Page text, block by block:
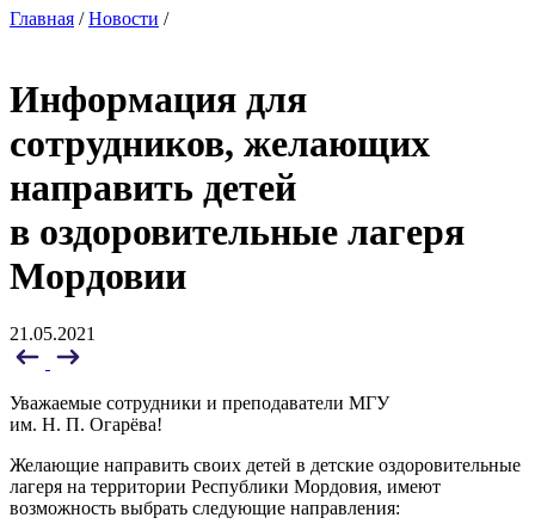
Главная /Новости /
Информация для
сотрудников, желающих
направить детей
в оздоровительные лагеря
Мордовии
21.05.2021
Уважаемые сотрудники и преподаватели МГУ
им. Н. П. Огарёва!
Желающие направить своих детей в детские оздоровительные
лагеря на территории Республики Мордовия, имеют
возможность выбрать следующие направления: